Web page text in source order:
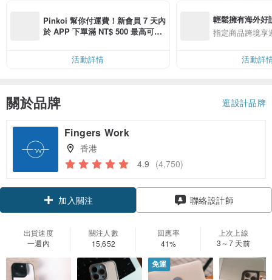
Pinkoi 幫你付運費！新會員 7 天內
於 APP 下單滿 NT$ 500 最高可折
活動詳情
輕鬆擁有海外好
指定商品跨境享
活動詳
關於品牌 逛設計品牌
Fingers Work
香港
4.9 (4,750)
加入關注
聯絡設計師
出貨速度
一週內
關注人數
15,652
回應率
41%
上次上線
3～7 天前
免運